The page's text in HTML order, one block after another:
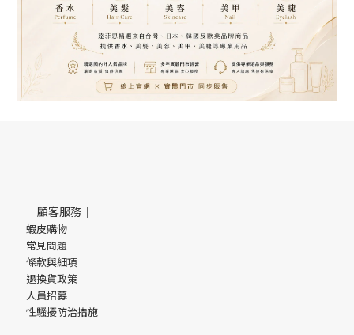
｜顧客服務｜
蝦皮購物
常見問題
條款與細項
退換貨政策
人員招募
性騷擾防治措施